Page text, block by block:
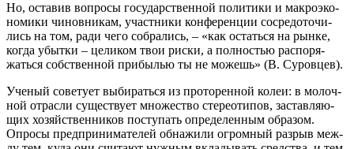
Но, оста­вив вопро­сы госу­дар­ствен­ной поли­ти­ки и мак­ро­эко­
но­ми­ки чинов­ни­кам, участ­ни­ки кон­фе­рен­ции сосре­до­то­чи­
лись на том, ради чего собра­лись, – «как остать­ся на рын­ке,
когда убыт­ки – цели­ком твои рис­ки, а пол­но­стью рас­по­ря­
жать­ся соб­ствен­ной при­бы­лью ты не можешь» (В. Суровцев).
Уче­ный сове­ту­ет выби­рать­ся из про­то­рен­ной колеи: в молоч­
ной отрас­ли суще­ству­ет мно­же­ство сте­рео­ти­пов, застав­ля­ю­
щих хозяй­ствен­ни­ков посту­пать опре­де­лен­ным обра­зом.
Опро­сы пред­при­ни­ма­те­лей обна­жи­ли огром­ный раз­рыв меж­